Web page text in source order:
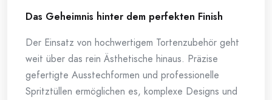
Das Geheimnis hinter dem perfekten Finish
Der Einsatz von hochwertigem Tortenzubehör geht
weit über das rein Ästhetische hinaus. Präzise
gefertigte Ausstechformen und professionelle
Spritztüllen ermöglichen es, komplexe Designs und